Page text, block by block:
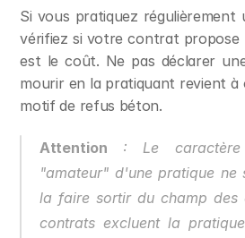
Si vous pratiquez régulièrement
vérifiez si votre contrat propose
est le coût. Ne pas déclarer
mourir en la pratiquant revient
motif de refus béton.
Attention : Le caractère
"amateur" d'une pratique ne
la faire sortir du champ des
contrats excluent la